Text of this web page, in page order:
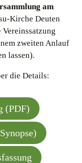
am
Kirche Deuten
zweiten Anlauf
lassen).
die Details:
(PDF)